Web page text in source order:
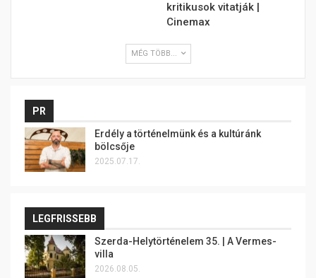
kritikusok vitatják |
Cinemax
MÉG TÖBB...
PR
Erdély a történelmünk és a kultúránk
bölcsője
2025.07.17.
LEGFRISSEBB
Szerda-Helytörténelem 35. | A Vermes-
villa
2026.08.05.